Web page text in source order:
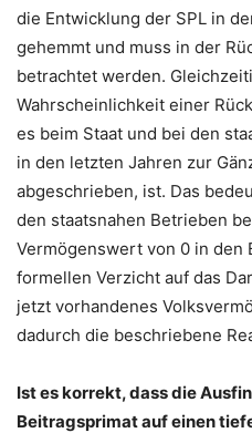
die Entwicklung der SPL in
gehemmt und muss in der
betrachtet werden.
Wahrscheinlichkeit einer
es beim Staat und bei den
in den letzten Jahren zur
abgeschrieben, ist. Das
den staatsnahen Betrieben
Vermögenswert von 0 in den
formellen Verzicht auf das
jetzt vorhandenes
dadurch die beschriebene
Ist es korrekt, dass die
Beitragsprimat auf einen